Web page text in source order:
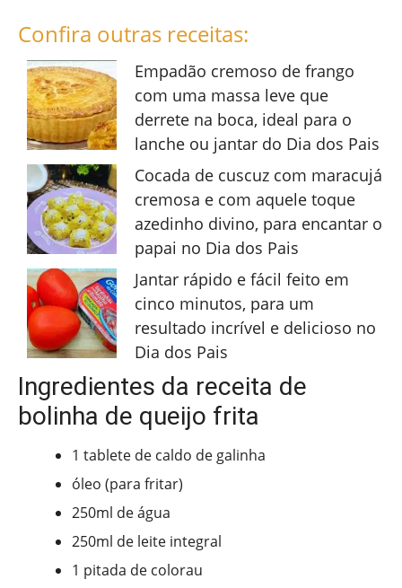
Confira outras receitas:
Empadão cremoso de frango
com uma massa leve que
derrete na boca, ideal para o
lanche ou jantar do Dia dos Pais
Cocada de cuscuz com maracujá
cremosa e com aquele toque
azedinho divino, para encantar o
papai no Dia dos Pais
Jantar rápido e fácil feito em
cinco minutos, para um
resultado incrível e delicioso no
Dia dos Pais
Ingredientes da receita de
bolinha de queijo frita
1 tablete de caldo de galinha
óleo (para fritar)
250ml de água
250ml de leite integral
1 pitada de colorau